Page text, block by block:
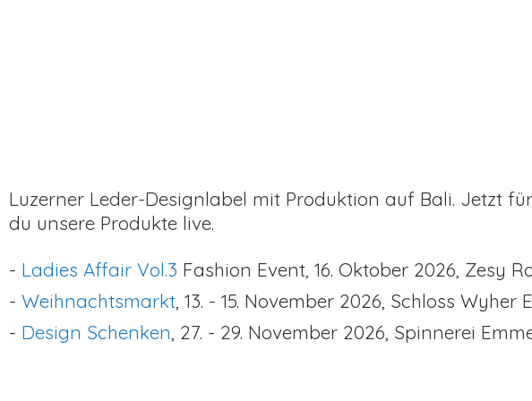
Luzerner Leder-Designlabel mit Produktion auf Bali. Jetzt
du unsere Produkte live.
- Ladies Affair Vol.3 Fashion Event, 16. Oktober 2026, Zesy
- Weihnachtsmarkt , 13. - 15. November 2026, Schloss Wyher
- Design Schenken, 27. - 29. November 2026, Spinnerei